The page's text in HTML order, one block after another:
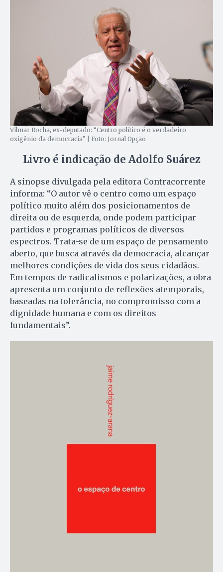
Vilmar Rocha, ex-deputado: “Centro político é o verdadeiro
oxigênio da democracia” | Foto: Jornal Opção
Livro é indicação de Adolfo Suárez
A sinopse divulgada pela editora Contracorrente
informa: “O autor vê o centro como um espaço
político muito além dos posicionamentos de
direita ou de esquerda, onde podem participar
partidos e programas políticos de diversos
espectros. Trata-se de um espaço de pensamento
aberto, que busca através da democracia, alcançar
melhores condições de vida dos seus cidadãos.
Em tempos de radicalismos e polarizações, a obra
apresenta um conjunto de reflexões atemporais,
baseadas na tolerância, no compromisso com a
dignidade humana e com os direitos
fundamentais”.